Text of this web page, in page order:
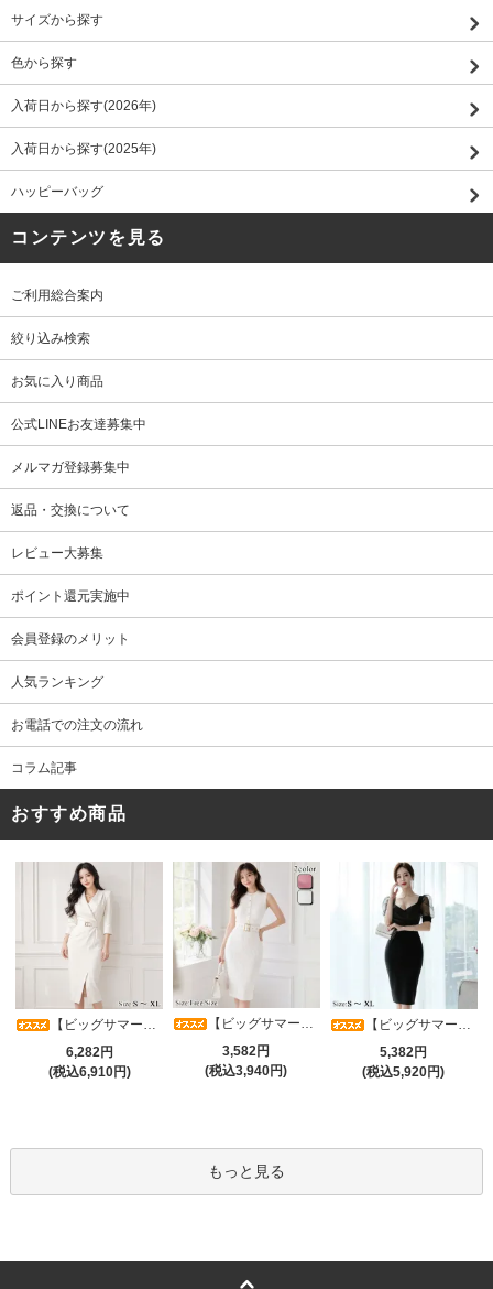
サイズから探す
色から探す
入荷日から探す(2026年)
入荷日から探す(2025年)
ハッピーバッグ
コンテンツを見る
ご利用総合案内
絞り込み検索
お気に入り商品
公式LINEお友達募集中
メルマガ登録募集中
返品・交換について
レビュー大募集
ポイント還元実施中
会員登録のメリット
人気ランキング
お電話での注文の流れ
コラム記事
おすすめ商品
【ビッグサマーセール対象品】アシメカシュクール7分袖ワンピース(キャバドレス・CABARETDRESS)
6,282円
(税込6,910円)
【ビッグサマーセール対象品】タイトなボディラインが引き立つニットワンピース(キャバドレス・CABARETDRESS)
3,582円
(税込3,940円)
【ビッグサマーセール対象品】光沢シアースリーブが軽やかなカシュクールVネックドレープミディドレス(キャバドレス・CABARETDRESS)
5,382円
(税込5,920円)
もっと見る